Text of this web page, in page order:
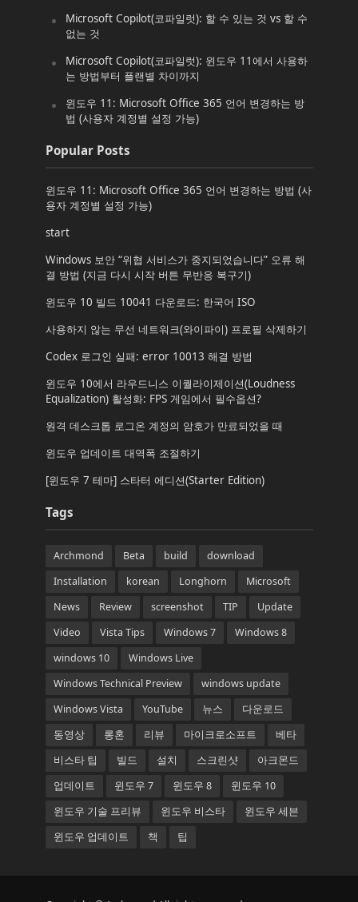
Microsoft Copilot(코파일럿): 할 수 있는 것 vs 할 수
없는 것
Microsoft Copilot(코파일럿): 윈도우 11에서 사용하
는 방법부터 플랜별 차이까지
윈도우 11: Microsoft Office 365 언어 변경하는 방
법 (사용자 계정별 설정 가능)
Popular Posts
윈도우 11: Microsoft Office 365 언어 변경하는 방법 (사
용자 계정별 설정 가능)
start
Windows 보안 “위협 서비스가 중지되었습니다” 오류 해
결 방법 (지금 다시 시작 버튼 무반응 복구기)
윈도우 10 빌드 10041 다운로드: 한국어 ISO
사용하지 않는 무선 네트워크(와이파이) 프로필 삭제하기
Codex 로그인 실패: error 10013 해결 방법
윈도우 10에서 라우드니스 이퀄라이제이션(Loudness
Equalization) 활성화: FPS 게임에서 필수옵션?
원격 데스크톱 로그온 계정의 암호가 만료되었을 때
윈도우 업데이트 대역폭 조절하기
[윈도우 7 테마] 스타터 에디션(Starter Edition)
Tags
Archmond Beta build
download
Installation
korean Longhorn
Microsoft
News
Review screenshot TIP
Update
Video
Vista Tips Windows 7
Windows 8
windows 10
Windows Live
Windows Technical Preview
windows update
Windows Vista
YouTube 뉴스
다운로드
동영상
롱혼 리뷰 마이크로소프트
베타
비스타 팁
빌드 설치 스크린샷
아크몬드
업데이트
윈도우 7 윈도우 8
윈도우 10
윈도우 기술 프리뷰
윈도우 비스타
윈도우 세븐
윈도우 업데이트
책 팁